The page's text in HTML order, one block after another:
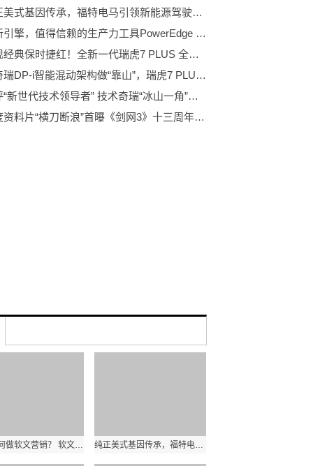
纯正美式基因传承，福特电马引领新能源驾驶体验
创新引擎，值得信赖的生产力工具PowerEdge T550塔式服务器
再现经典保时捷红！全新一代瑞虎7 PLUS 全新内饰首曝光
有奇瑞DP-i智能混动架构做“靠山”，瑞虎7 PLUS新能源到底有多颠覆？
获评“新世代技术领导者” 技术奇瑞“冰山一角”获新华社点赞
年度资料片“横刀断浪”首曝《剑网3》十三周年发布会回顾
企业如何做软文营销？ 软文营销的形式有哪些？ 纯正美式基因传承，福特电马引领新能源驾驶体验